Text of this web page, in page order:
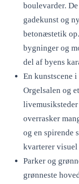
boulevarder.
gadekunst og
betonæstetik
bygninger og
del af byens
En kunstscene
Orgelsalen og
overrasker
og en spirende
kvarterer visuel
Parker og
grønneste